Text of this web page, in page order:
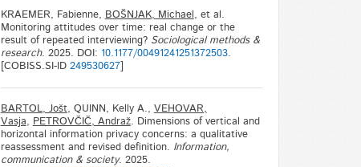
KRAEMER, Fabienne, BOŠNJAK, Michael , et al.
Monitoring attitudes over time: real change or the
result of repeated interviewing? Sociological methods &
research. 2025. DOI: 10.1177/00491241251372503.
[COBISS.SI-ID 249530627
BARTOL, Jošt, QUINN, Kelly A., VEHOVAR,
Vasja, PETROVČIČ, Andraž. Dimensions of vertical and
horizontal information privacy concerns: a qualitative
reassessment and revised definition. Information,
communication & society. 2025.